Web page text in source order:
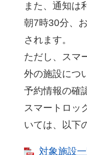
また、通知は
朝7時30分、
されます。
ただし、スマ
外の施設につ
予約情報の確
スマートロッ
いては、以下
対象施設